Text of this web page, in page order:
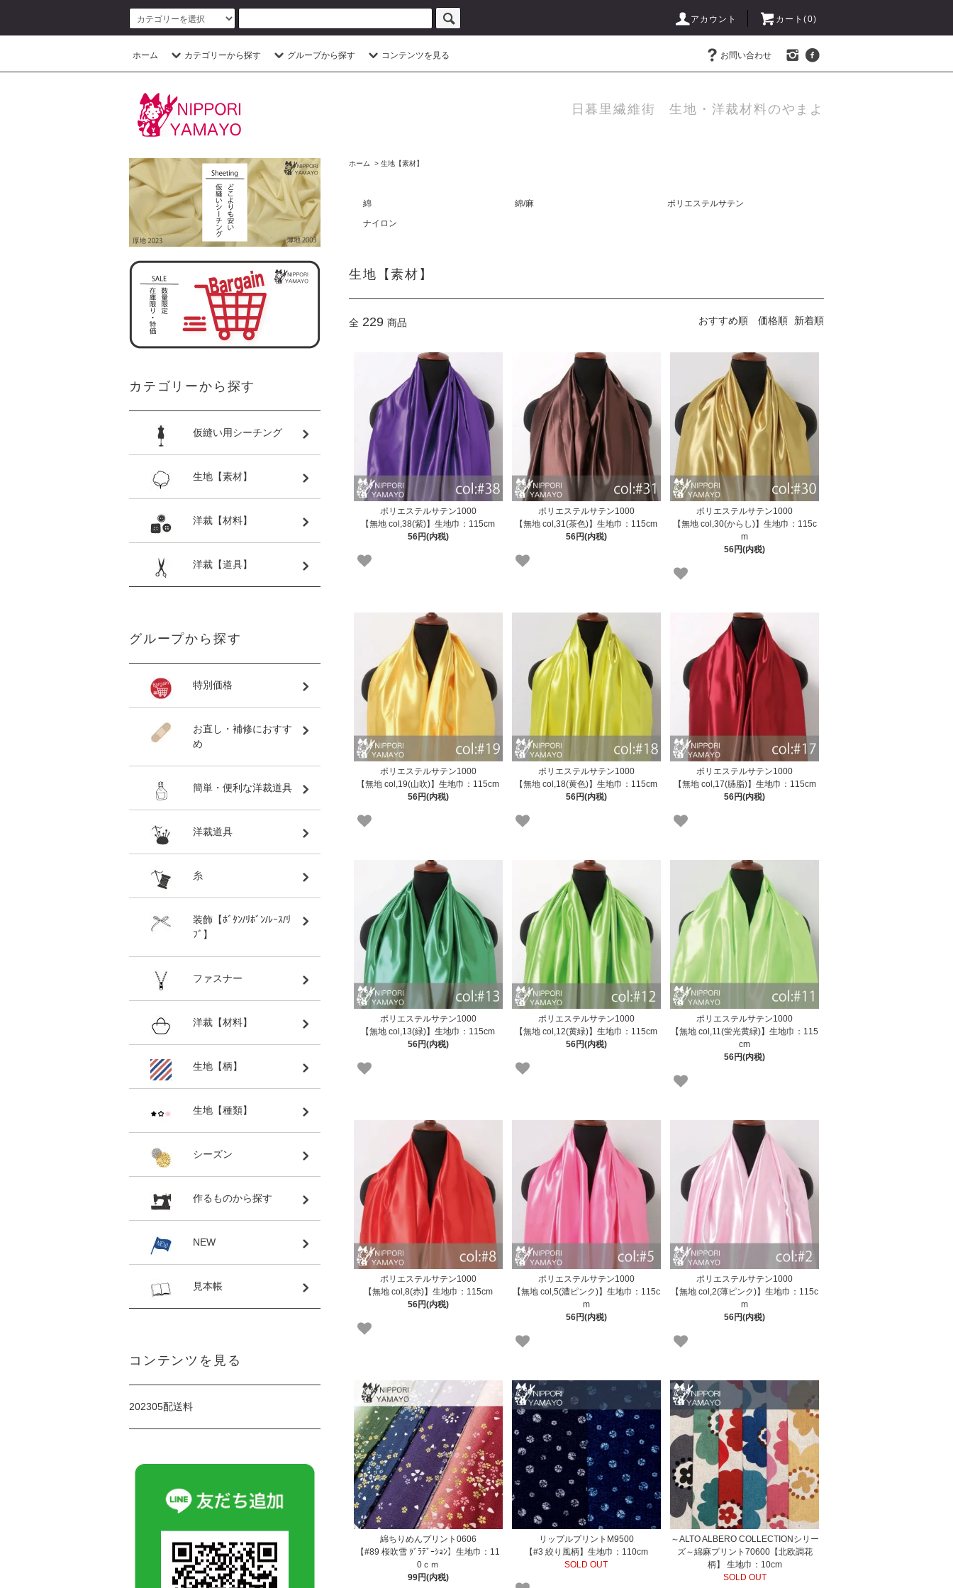
アカウント カート(0)
ホーム カテゴリーから探す グループから探す コンテンツを見る お問い合わせ
日暮里繊維街 生地・洋裁材料のやまよ
ホーム > 生地【素材】
綿 綿/麻
ポリエステルサテン
ナイロン
生地【素材】
全 229 商品 おすすめ順 価格順 新着順
ポリエステルサテン1000
【無地 col,38(紫)】生地巾：115cm
56円(内税)
ポリエステルサテン1000
【無地 col,31(茶色)】生地巾：115cm
56円(内税)
ポリエステルサテン1000
【無地 col,30(からし)】生地巾：115c
m
56円(内税)
ポリエステルサテン1000
【無地 col,19(山吹)】生地巾：115cm
56円(内税)
ポリエステルサテン1000
【無地 col,18(黄色)】生地巾：115cm
56円(内税)
ポリエステルサテン1000
【無地 col,17(臙脂)】生地巾：115cm
56円(内税)
ポリエステルサテン1000
【無地 col,13(緑)】生地巾：115cm
56円(内税)
ポリエステルサテン1000
【無地 col,12(黄緑)】生地巾：115cm
56円(内税)
ポリエステルサテン1000
【無地 col,11(蛍光黄緑)】生地巾：115
cm
56円(内税)
ポリエステルサテン1000
【無地 col,8(赤)】生地巾：115cm
56円(内税)
ポリエステルサテン1000
【無地 col,5(濃ピンク)】生地巾：115c
m
56円(内税)
ポリエステルサテン1000
【無地 col,2(薄ピンク)】生地巾：115c
m
56円(内税)
綿ちりめんプリント0606
【#89 桜吹雪 ｸﾞﾗﾃﾞｰｼｮﾝ】生地巾：11
0ｃｍ
99円(内税)
リップルプリントM9500
【#3 絞り風柄】生地巾：110cm
SOLD OUT
～ALTO ALBERO COLLECTIONシリー
ズ～綿麻プリント70600【北欧調花
柄】 生地巾：10cm
SOLD OUT
カテゴリーから探す
仮縫い用シーチング
生地【素材】
洋裁【材料】
洋裁【道具】
グループから探す
特別価格
お直し・補修におすす
め
簡単・便利な洋裁道具
洋裁道具
糸
装飾【ﾎﾞﾀﾝ/ﾘﾎﾞﾝ/ﾚｰｽ/ﾘ
ﾌﾞ】
ファスナー
洋裁【材料】
生地【柄】
生地【種類】
シーズン
作るものから探す
NEW
見本帳
コンテンツを見る
202305配送料